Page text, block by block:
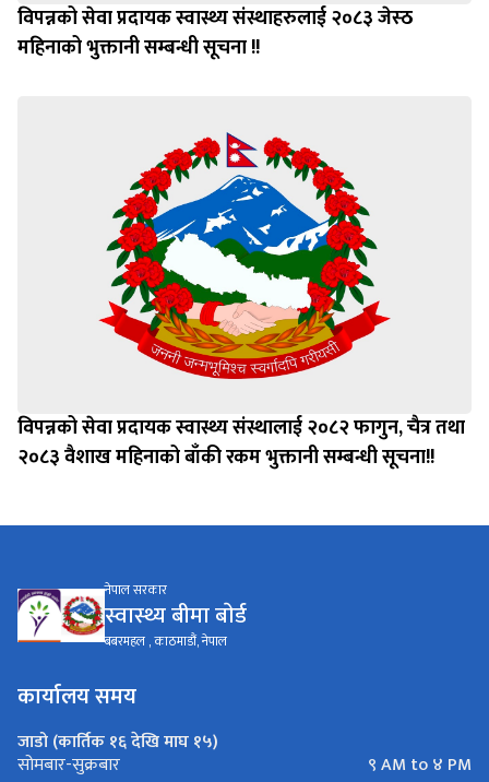
विपन्नको सेवा प्रदायक स्वास्थ्य संस्थाहरुलाई २०८३ जेस्ठ
महिनाको भुक्तानी सम्बन्धी सूचना !!
विपन्नको सेवा प्रदायक स्वास्थ्य संस्थालाई २०८२ फागुन, चैत्र तथा
२०८३ वैशाख महिनाको बाँकी रकम भुक्तानी सम्बन्धी सूचना!!
नेपाल सरकार
स्वास्थ्य बीमा बाेर्ड
बबरमहल , काठमाडौं, नेपाल
कार्यालय समय
जाडो (कार्तिक १६ देखि माघ १५)
सोमबार-सुक्रबार
९ AM to ४ PM